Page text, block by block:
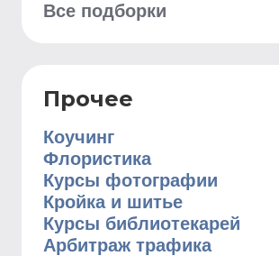
Все подборки
Прочее
Коучинг
Флористика
Курсы фотографии
Кройка и шитье
Курсы библиотекарей
Арбитраж трафика